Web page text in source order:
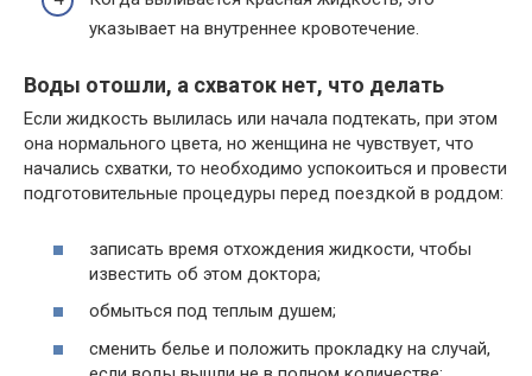
указывает на внутреннее кровотечение.
Воды отошли, а схваток нет, что делать
Если жидкость вылилась или начала подтекать, при этом
она нормального цвета, но женщина не чувствует, что
начались схватки, то необходимо успокоиться и провести
подготовительные процедуры перед поездкой в роддом:
записать время отхождения жидкости, чтобы
известить об этом доктора;
обмыться под теплым душем;
сменить белье и положить прокладку на случай,